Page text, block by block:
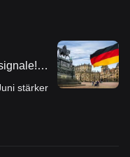
im Juni
und
stärker